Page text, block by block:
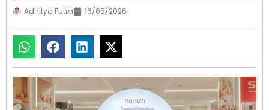
Adhitya Putra 16/05/2026